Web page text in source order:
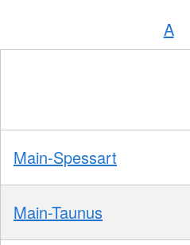
A
Main-Spessart
Main-Taunus